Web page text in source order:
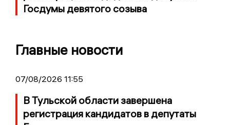
Госдумы девятого созыва
Главные новости
07/08/2026 11:55
В Тульской области завершена
регистрация кандидатов в депутаты